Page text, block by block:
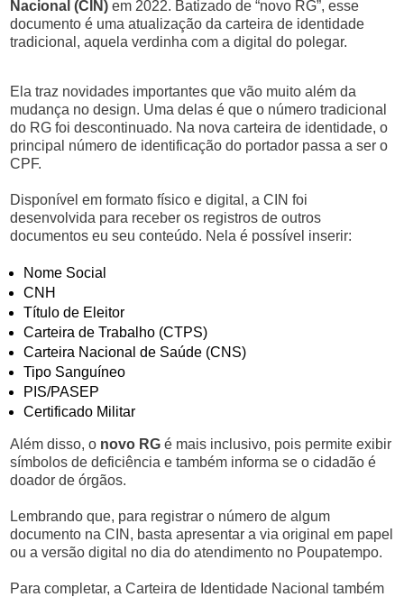
Nacional (CIN) em 2022. Batizado de “novo RG”, esse
documento é uma atualização da carteira de identidade
tradicional, aquela verdinha com a digital do polegar.
Ela traz novidades importantes que vão muito além da
mudança no design. Uma delas é que o número tradicional
do RG foi descontinuado. Na nova carteira de identidade, o
principal número de identificação do portador passa a ser o
CPF.
Disponível em formato físico e digital, a CIN foi
desenvolvida para receber os registros de outros
documentos eu seu conteúdo. Nela é possível inserir:
Nome Social
CNH
Título de Eleitor
Carteira de Trabalho (CTPS)
Carteira Nacional de Saúde (CNS)
Tipo Sanguíneo
PIS/PASEP
Certificado Militar
Além disso, o novo RG é mais inclusivo, pois permite exibir
símbolos de deficiência e também informa se o cidadão é
doador de órgãos.
Lembrando que, para registrar o número de algum
documento na CIN, basta apresentar a via original em papel
ou a versão digital no dia do atendimento no Poupatempo.
Para completar, a Carteira de Identidade Nacional também